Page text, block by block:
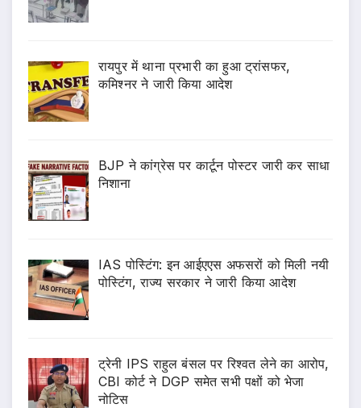
रायपुर में थाना प्रभारी का हुआ ट्रांसफर,
कमिश्नर ने जारी किया आदेश
BJP ने कांग्रेस पर कार्टून पोस्टर जारी कर साधा
निशाना
IAS पोस्टिंग: इन आईएएस अफसरों को मिली नयी
पोस्टिंग, राज्य सरकार ने जारी किया आदेश
ट्रेनी IPS राहुल बंसल पर रिश्वत लेने का आरोप,
CBI कोर्ट ने DGP समेत सभी पक्षों को भेजा
नोटिस